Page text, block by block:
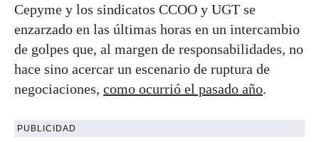
Cepyme y los sindicatos CCOO y UGT se
enzarzado en las últimas horas en un intercambio
de golpes que, al margen de responsabilidades, no
hace sino acercar un escenario de ruptura de
negociaciones, como ocurrió el pasado año.
PUBLICIDAD